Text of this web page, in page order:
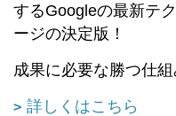
するGoogleの最新テ
ージの決定版！
成果に必要な勝つ仕
詳しくはこちら